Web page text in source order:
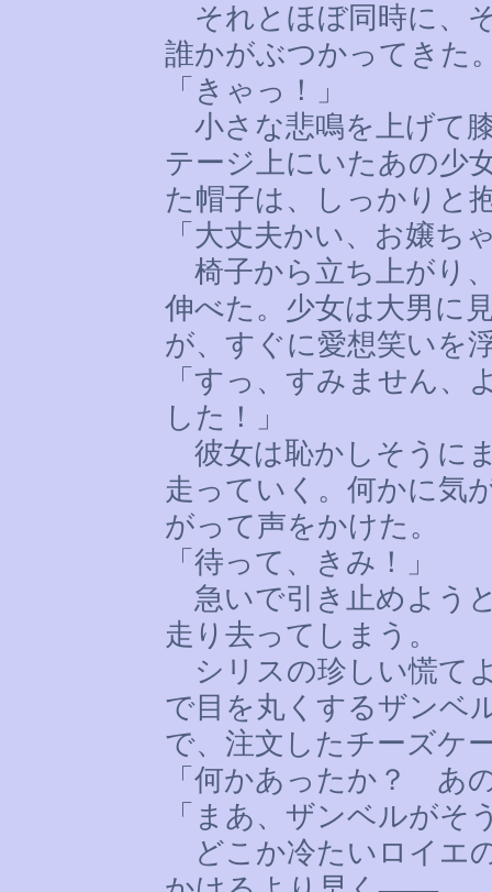
それとほぼ同時に、
誰かがぶつかってきた
「きゃっ！」
小さな悲鳴を上げて
テージ上にいたあの少
た帽子は、しっかりと
「大丈夫かい、お嬢
椅子から立ち上がり
伸べた。少女は大男に
が、すぐに愛想笑いを
「すっ、すみません、
した！」
彼女は恥かしそうに
走っていく。何かに気
がって声をかけた。
「待って、きみ！」
急いで引き止めよう
走り去ってしまう。
シリスの珍しい慌て
で目を丸くするザンベ
で、注文したチーズケ
「何かあったか？ あ
「まあ、ザンベルが
どこか冷たいロイエ